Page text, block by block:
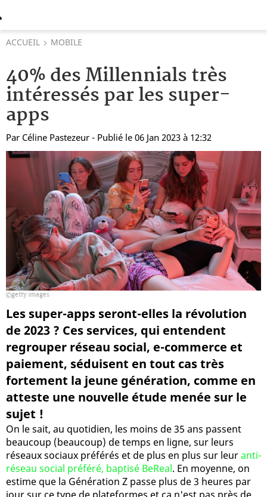
ACCUEIL MOBILE
40% des Millennials très
intéressés par les super-
apps
Par Céline Pastezeur - Publié le 06 Jan 2023 à 12:32
getty images
Les super-apps seront-elles la révolution
de 2023 ? Ces services, qui entendent
regrouper réseau social, e-commerce et
paiement, séduisent en tout cas très
fortement la jeune génération, comme en
atteste une nouvelle étude menée sur le
sujet !
On le sait, au quotidien, les moins de 35 ans passent
beaucoup (beaucoup) de temps en ligne, sur leurs
réseaux sociaux préférés et de plus en plus sur leuranti-
réseau social préféré, baptisé BeReal. En moyenne, on
estime que la Génération Z passe plus de 3 heures par